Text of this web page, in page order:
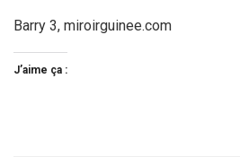
Barry 3, miroirguinee.com
J’aime ça :